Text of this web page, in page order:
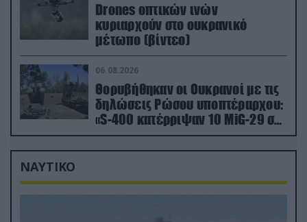
Drones οπτικών ινών
κυριαρχούν στο ουκρανικό
μέτωπο (βίντεο)
06.08.2026
Θορυβήθηκαν οι Ουκρανοί με τις
δηλώσεις Ρώσου υποπτέραρχου:
«S-400 κατέρριψαν 10 MiG-29 σε
μόλις μια μέρα!»
ΝΑΥΤΙΚΟ